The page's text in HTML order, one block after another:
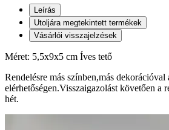
Leírás
Utoljára megtekintett termékek
Vásárlói visszajelzések
Méret: 5,5x9x5 cm Íves tető
Rendelésre más színben,más dekorációval
elérhetőségen.Visszaigazolást követően a
hét.